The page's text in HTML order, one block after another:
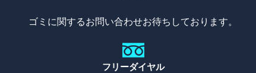
ゴミに関するお問い合わせお待ちしております。
フリーダイヤル